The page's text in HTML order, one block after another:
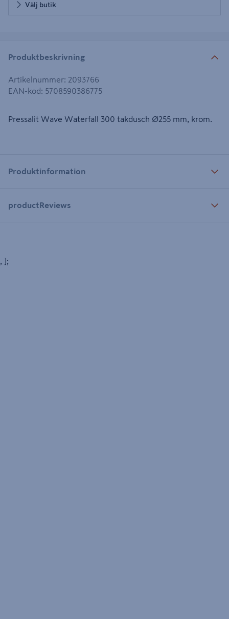
Välj butik
Produktbeskrivning
Artikelnummer: 2093766
EAN-kod: 5708590386775
Pressalit Wave Waterfall 300 takdusch Ø255 mm, krom.
Produktinformation
productReviews
, ];